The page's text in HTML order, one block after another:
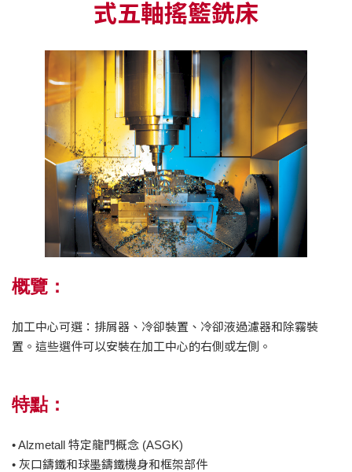
式五軸搖籃銑床
概覽：
加工中心可選：排屑器、冷卻裝置、冷卻液過濾器和除霧裝
置。這些選件可以安裝在加工中心的右側或左側。
特點：
• Alzmetall 特定龍門概念 (ASGK)
• 灰口鑄鐵和球墨鑄鐵機身和框架部件